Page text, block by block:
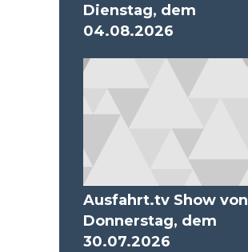
Dienstag, dem
04.08.2026
Ausfahrt.tv Show von
Donnerstag, dem
30.07.2026